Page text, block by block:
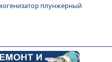
плунжерный